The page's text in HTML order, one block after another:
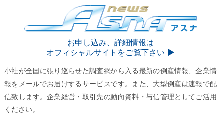
お申し込み、詳細情報は
オフィシャルサイトをご覧下さい ▶︎
小社が全国に張り巡らせた調査網から入る最新の倒産情報、企業情
報をメールでお届けするサービスです。また、大型倒産は速報で配
信致します。企業経営・取引先の動向資料・与信管理としてご活用
ください。